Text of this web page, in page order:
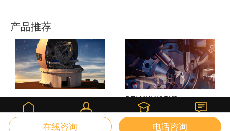
产品推荐
SOLIDWORKS 3D CAD DELMIAWORKS
在线咨询 电话咨询